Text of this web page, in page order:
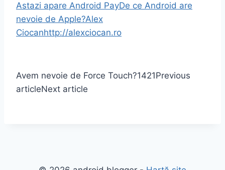
Astazi apare Android PayDe ce Android are
nevoie de Apple?Alex
Ciocanhttp://alexciocan.ro
Avem nevoie de Force Touch?1421Previous
articleNext article